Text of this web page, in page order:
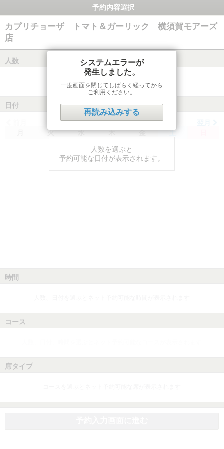
予約内容選択
カプリチョーザ トマト＆ガーリック 横須賀モアーズ
店
人数
日付
火 水 木 金 土
人数を選ぶと
予約可能な日付が表示されます。
時間
コース
席タイプ
システムエラーが
発生しました。
一度画面を閉じてしばらく経ってから
ご利用ください。
再読み込みする